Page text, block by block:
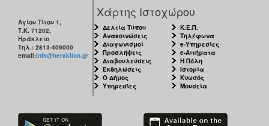
Αγίου Τίτου 1,
Τ.Κ. 71202,
Ηράκλειο
Τηλ.: 2813-409000
email:info@heraklion.gr
Χάρτης Ιστοχώρου
Δελτία Τύπου
Ανακοινώσεις
Διαγωνισμοί
Προσλήψεις
Διαβουλεύσεις
Εκδηλώσεις
Ο Δήμος
Υπηρεσίες
Κ.Ε.Π.
Τηλέφωνα
e-Υπηρεσίες
e-Αιτήματα
Η Πόλη
Ιστορία
Κνωσός
Μουσεία